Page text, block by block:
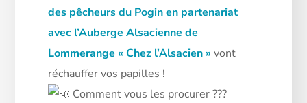
des pêcheurs du Pogin en partenariat
avec l’Auberge Alsacienne de
Lommerange « Chez l’Alsacien » vont
réchauffer vos papilles !
Comment vous les procurer ???